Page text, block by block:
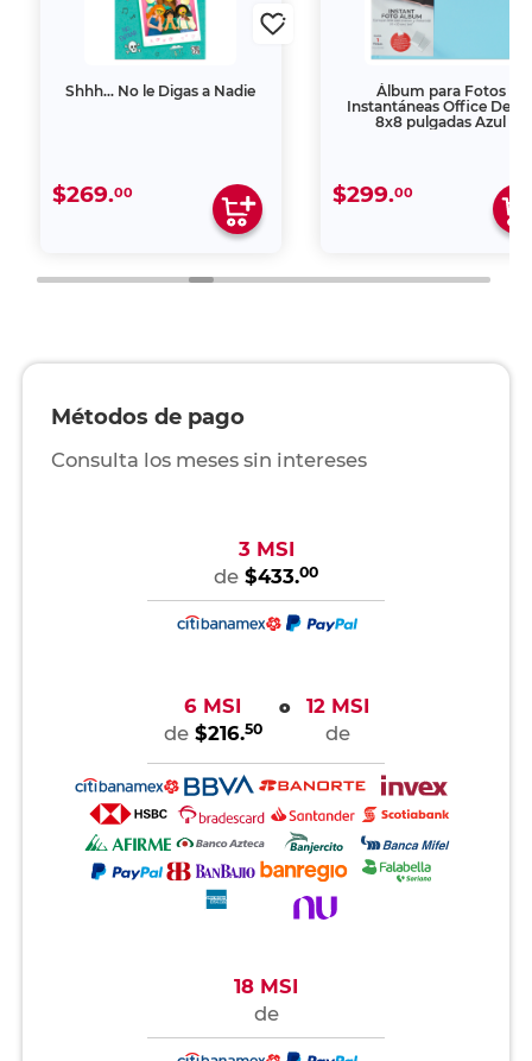
Shhh… No le Digas a Nadie
$269.00
Álbum para Fotos
Instantáneas Office
8x8 pulgadas Azul
$299.00
Métodos de pago
Consulta los meses sin intereses
3 MSI
de $433.00
6 MSI
de $216.50
o
12 MSI
de
18 MSI
de